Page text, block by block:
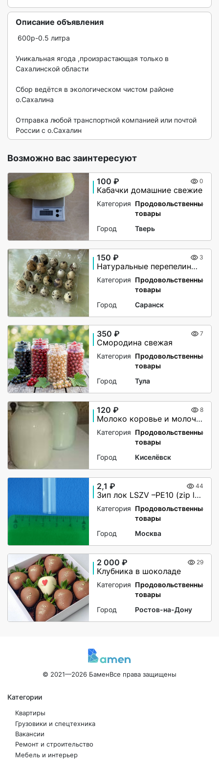
Описание объявления
Уникальная ягода ,произрастающая только в
Сахалинской области
Сбор ведётся в экологическом чистом районе
о.Сахалина
Отправка любой транспортной компанией или почтой
России с о.Сахалин
Возможно вас заинтересуют
100 ₽ 0
Кабачки домашние свежие
Категория Продовольственные
товары
Город
Тверь
150 ₽ 3
Натуральные перепелиные яйца для здорового питания
Категория Продовольственные
товары
Город
Саранск
350 ₽ 7
Смородина свежая
Категория Продовольственные
товары
Город
Тула
120 ₽ 8
Молоко коровье и молочные продукты
Категория Продовольственные
товары
Город
Киселёвск
2,1 ₽ 44
Зип лок LSZV –PE10 (zip lock)
Категория Продовольственные
товары
Город
Москва
2 000 ₽ 29
Клубника в шоколаде
Категория Продовольственные
товары
Город
Ростов-на-Дону
© 2021—2026 БаменВсе права защищены
Категории
Квартиры
Грузовики и спецтехника
Вакансии
Ремонт и строительство
Мебель и интерьер